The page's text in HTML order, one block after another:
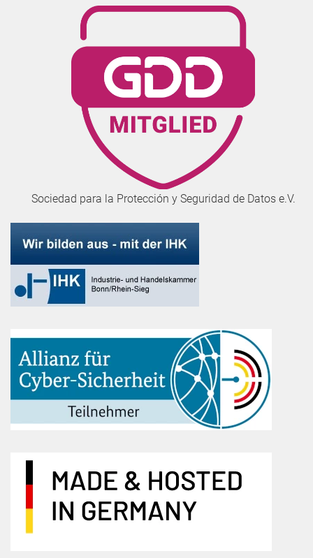
Sociedad para la Protección y Seguridad de Datos e.V.